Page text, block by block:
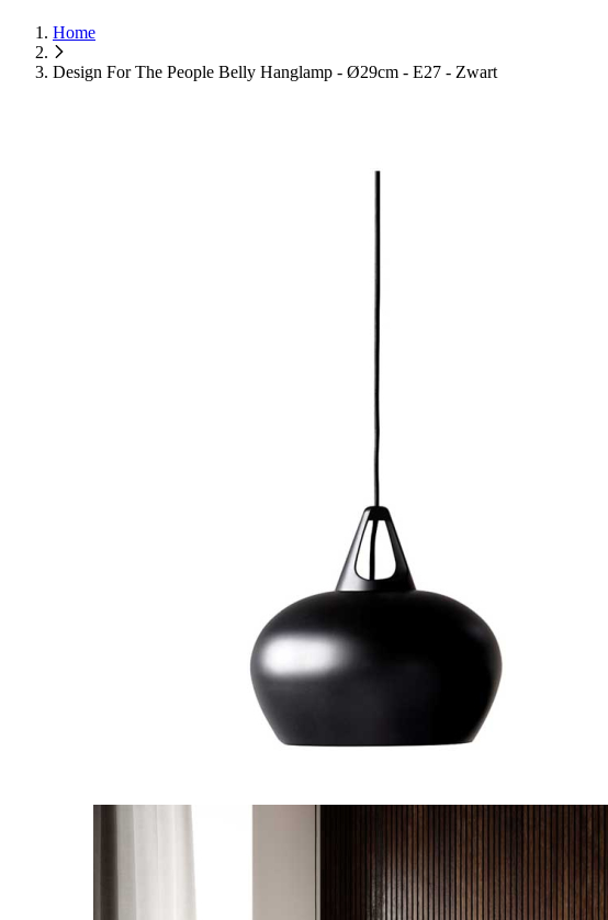
Home
Design For The People Belly Hanglamp - Ø29cm - E27 - Zwart